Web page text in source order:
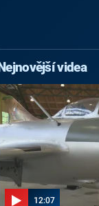
Nejnovější videa
12:07